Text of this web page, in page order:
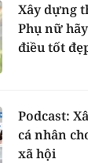
Xây dựng
Phụ nữ
điều tốt
Podcast:
cá nhân
xã hội